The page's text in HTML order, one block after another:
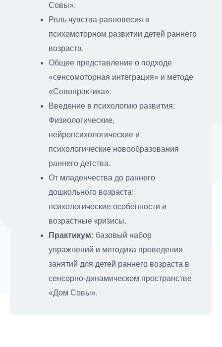
Совы».
Роль чувства равновесия в
психомоторном развитии детей раннего
возраста.
Общее представление о подходе
«сенсомоторная интеграция» и методе
«Совопрактика».
Введение в психологию развития:
Физиологические,
нейропсихологические и
психологические новообразования
раннего детства.
От младенчества до раннего
дошкольного возраста:
психологические особенности и
возрастные кризисы.
Практикум: базовый набор
упражнений и методика проведения
занятий для детей раннего возраста в
сенсорно-динамическом пространстве
«Дом Совы».